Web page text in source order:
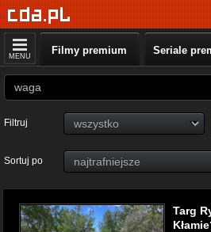
MENU Filmy premium Seriale
Filtruj
Sortuj po
Targ